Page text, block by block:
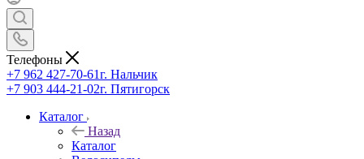
Телефоны
+7 962 427-70-61г. Нальчик
+7 903 444-21-02г. Пятигорск
Каталог
Назад
Каталог